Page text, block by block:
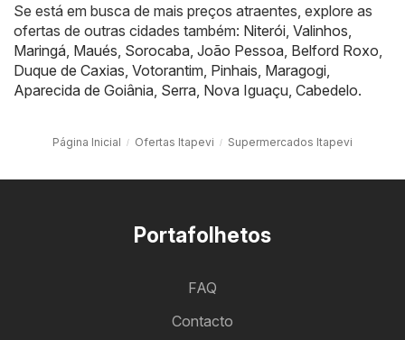
Se está em busca de mais preços atraentes, explore as
ofertas de outras cidades também: Niterói Valinhos
Maringá Maués Sorocaba João Pessoa Belford Roxo
Duque de Caxias Votorantim Pinhais Maragogi
Aparecida de Goiânia Serra Nova Iguaçu Cabedelo.
Página Inicial Ofertas Itapevi Supermercados Itapevi
Portafolhetos
FAQ
Contacto